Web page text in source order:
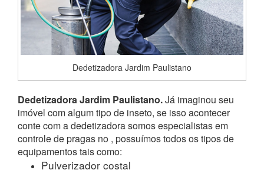
Dedetizadora Jardim Paulistano
Dedetizadora Jardim Paulistano.Já imaginou seu
imóvel com algum tipo de inseto, se isso acontecer
conte com a dedetizadora somos especialistas em
controle de pragas no , possuímos todos os tipos de
equipamentos tais como:
Pulverizador costal